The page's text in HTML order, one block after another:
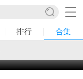
排行 合集